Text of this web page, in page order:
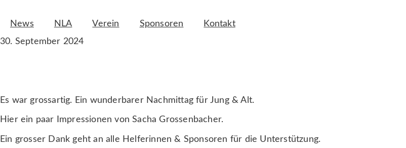
Inhalt
springen
News NLA Verein Sponsoren
Kontakt
30. September 2024
Es war grossartig. Ein wunderbarer Nachmittag für Jung & Alt.
Hier ein paar Impressionen von Sacha Grossenbacher.
Ein grosser Dank geht an alle Helferinnen & Sponsoren für die Unterstützung.